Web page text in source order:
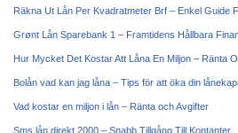
Räkna Ut Lån Per Kvadratmeter Brf – Enkel Guide
Grønt Lån Sparebank 1 – Framtidens Hållbara
Hur Mycket Det Kostar Att Låna En Miljon – Ränta
Bolån vad kan jag låna – Tips för att öka din
Vad kostar en miljon i lån – Ränta och Avgifter
Sms lån direkt 2000 – Snabb Tillgång Till Kontanter